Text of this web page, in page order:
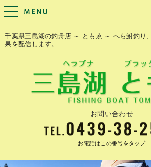
千葉県三島湖の釣舟店 ～ ともゑ ～ へら鮒釣り
果を配信します。
お問い合わせ
お電話はこの番号をタップ